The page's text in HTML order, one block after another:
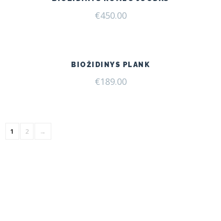
€450.00
BIOŽIDINYS PLANK
€189.00
1 2 →